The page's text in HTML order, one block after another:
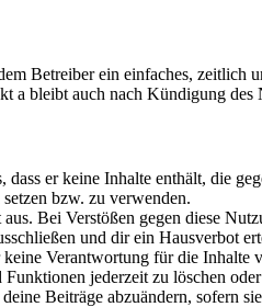
Betreiber ein einfaches, zeitlich
a bleibt auch nach Kündigung des
er keine Inhalte enthält, die
bzw. zu verwenden.
Bei Verstößen gegen diese
und dir ein Hausverbot
Verantwortung für die Inhalte
jederzeit zu löschen
Beiträge abzuändern, sofern